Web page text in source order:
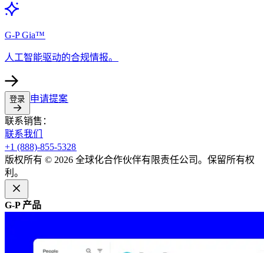
G-P Gia™​​
人工智能驱动的合规情报。​​
登录​​ 申请提案​​
联系销售：​​
联系我们​​
+1 (888)-855-5328​​
版权所有 © 2026 全球化合作伙伴有限责任公司。保留所有权
利。​​
G-P 产品​​